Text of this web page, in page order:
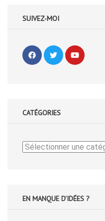
SUIVEZ-MOI
CATÉGORIES
Catégories
EN MANQUE D'IDÉES ?